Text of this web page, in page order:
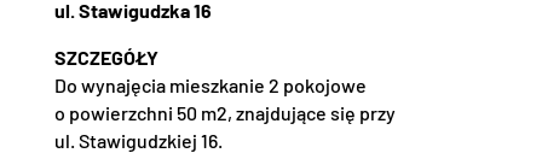
ul. Stawigudzka 16
SZCZEGÓŁY
Do wynajęcia mieszkanie 2 pokojowe
o powierzchni 50 m2, znajdujące się przy
ul. Stawigudzkiej 16.